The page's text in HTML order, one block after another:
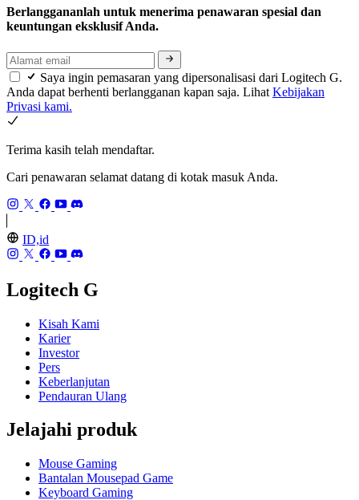
Berlanggananlah untuk menerima penawaran spesial dan
keuntungan eksklusif Anda.
Saya ingin pemasaran yang dipersonalisasi dari Logitech G.
Anda dapat berhenti berlangganan kapan saja. Lihat Kebijakan
Privasi kami.
Terima kasih telah mendaftar.
Cari penawaran selamat datang di kotak masuk Anda.
ID,id
Logitech G
Kisah Kami
Karier
Investor
Pers
Keberlanjutan
Pendauran Ulang
Jelajahi produk
Mouse Gaming
Bantalan Mousepad Game
Keyboard Gaming